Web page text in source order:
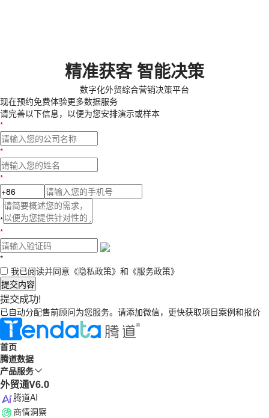
精准获客 智能决策
数字化外贸综合营销决策平台
现在预约免费体验更多数据服务
请完善以下信息，以便为您安排演示或样本
*
*
*
*
*
*
我已阅读并同意 《隐私政策》 和 《服务政策》
提交内容
提交成功!
已自动分配售前顾问为您服务。请添加微信，更快获取项目案例和报价
首页
腾道数据
产品服务
外贸通V6.0
腾道AI
商情洞察